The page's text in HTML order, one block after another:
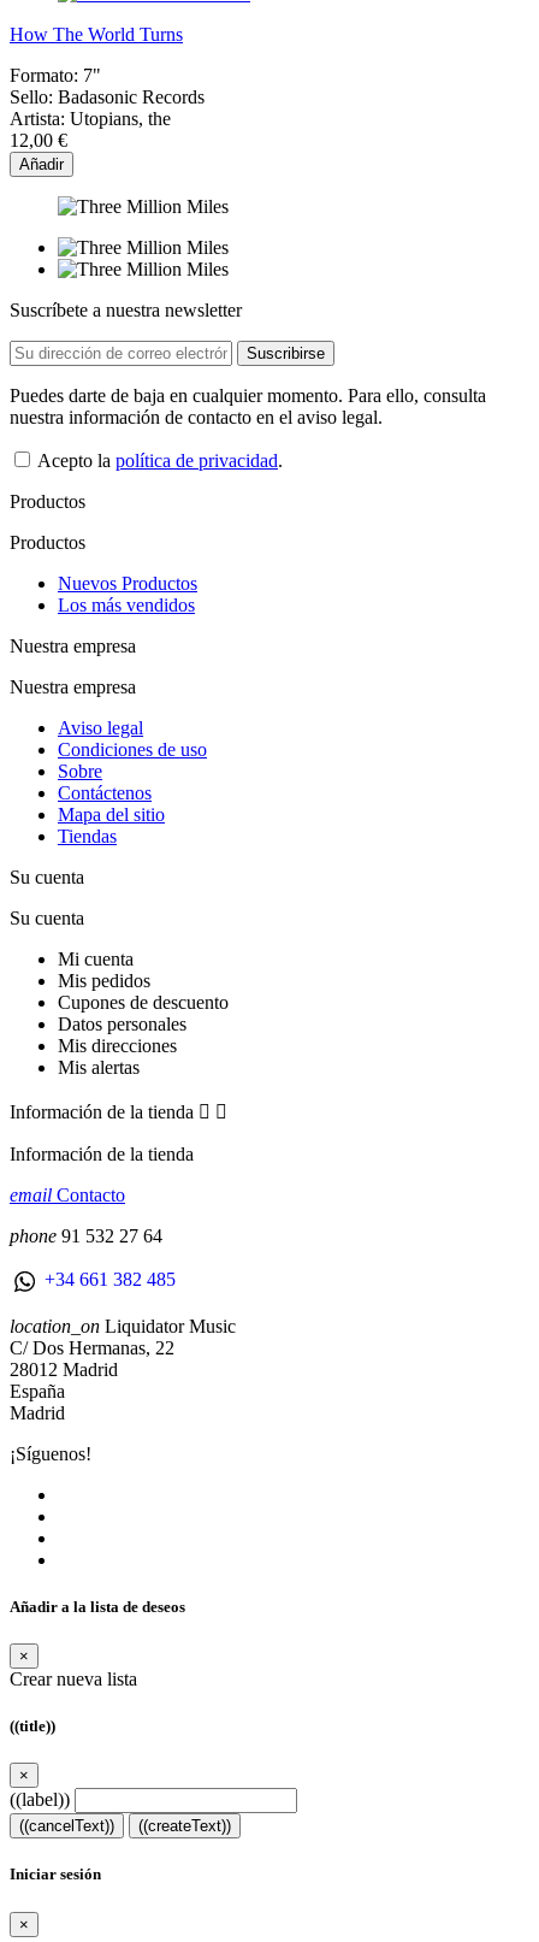
How The World Turns
Formato: 7"
Sello: Badasonic Records
Artista: Utopians, the
12,00 €
Añadir
Suscríbete a nuestra newsletter
Puedes darte de baja en cualquier momento. Para ello, consulta
nuestra información de contacto en el aviso legal.
Acepto la política de privacidad.
Productos
Productos
Nuevos Productos
Los más vendidos
Nuestra empresa
Nuestra empresa
Aviso legal
Condiciones de uso
Sobre
Contáctenos
Mapa del sitio
Tiendas
Su cuenta
Su cuenta
Mi cuenta
Mis pedidos
Cupones de descuento
Datos personales
Mis direcciones
Mis alertas
Información de la tienda  
Información de la tienda
email Contacto
phone 91 532 27 64
+34 661 382 485
location_on Liquidator Music
C/ Dos Hermanas, 22
28012 Madrid
España
Madrid
¡Síguenos!
Añadir a la lista de deseos
×
Crear nueva lista
((title))
×
((label))
((cancelText)) ((createText))
Iniciar sesión
×